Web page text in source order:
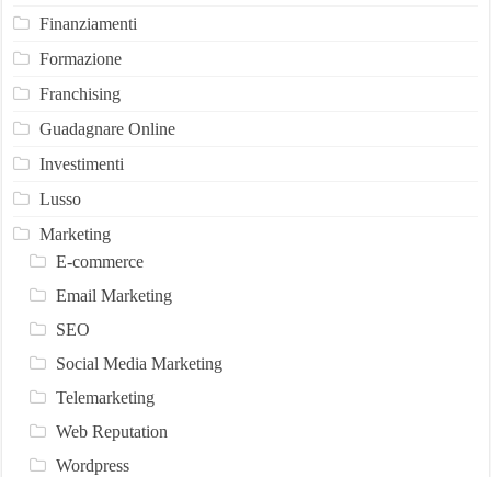
Finanziamenti
Formazione
Franchising
Guadagnare Online
Investimenti
Lusso
Marketing
E-commerce
Email Marketing
SEO
Social Media Marketing
Telemarketing
Web Reputation
Wordpress